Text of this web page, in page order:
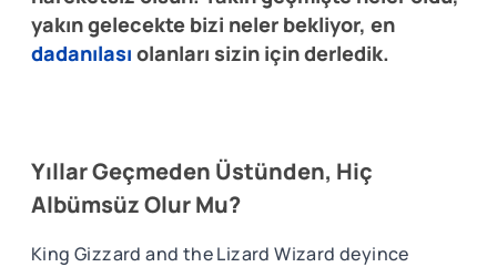
yakın gelecekte bizi neler bekliyor, en
dadanılası olanları sizin için derledik.
Yıllar Geçmeden Üstünden, Hiç
Albümsüz Olur Mu?
King Gizzard and the Lizard Wizard deyince